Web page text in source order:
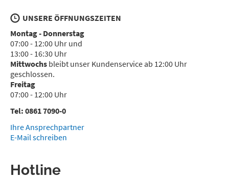
UNSERE ÖFFNUNGSZEITEN
Montag - Donnerstag
07:00 - 12:00 Uhr und
13:00 - 16:30 Uhr
Mittwochs bleibt unser Kundenservice ab 12:00 Uhr
geschlossen.
Freitag
07:00 - 12:00 Uhr
Tel: 0861 7090-0
Ihre Ansprechpartner
E-Mail schreiben
Hotline